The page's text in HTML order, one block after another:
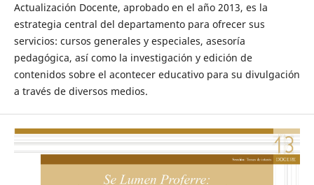
Actualización Docente, aprobado en el año 2013, es la
estrategia central del departamento para ofrecer sus
servicios: cursos generales y especiales, asesoría
pedagógica, así como la investigación y edición de
contenidos sobre el acontecer educativo para su divulgación
a través de diversos medios.